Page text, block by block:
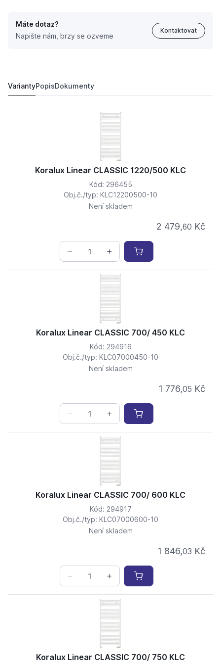
Máte dotaz?
Napište nám, brzy se ozveme
Kontaktovat
VariantyPopisDokumenty
Koralux Linear CLASSIC 1220/500 KLC
Kód: 296455
Obj.č./typ: KLC12200500-10
Není skladem
2 479,60 Kč
Koralux Linear CLASSIC 700/ 450 KLC
Kód: 294916
Obj.č./typ: KLC07000450-10
Není skladem
1 776,05 Kč
Koralux Linear CLASSIC 700/ 600 KLC
Kód: 294917
Obj.č./typ: KLC07000600-10
Není skladem
1 846,03 Kč
Koralux Linear CLASSIC 700/ 750 KLC